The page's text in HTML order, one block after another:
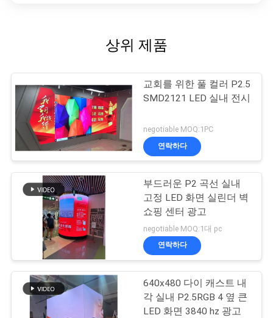
상위 제품
교회를 위한 풀 컬러 P2.5
SMD2121 LED 실내 전시
negotiable MOQ:1PC
연락하다
부드러운 P2 곡선 실내
고정 LED 화면 실린더 벽
쇼핑 센터 광고
negotiable MOQ:1대 pc
연락하다
640x480 다이 캐스트 내
각 실내 P2.5RGB 4 옆 큰
LED 화면 3840 hz 광고